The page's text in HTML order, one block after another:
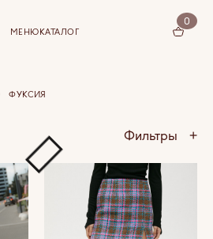
МЕНЮКАТАЛОГ
0
КОРЗИНА (0)
ФУКСИЯ
Фильтры +